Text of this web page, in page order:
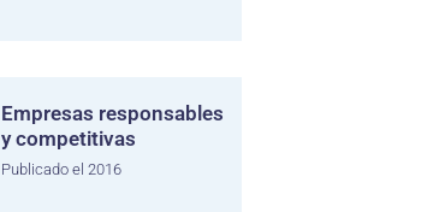
Empresas responsables
y competitivas
Publicado el 2016